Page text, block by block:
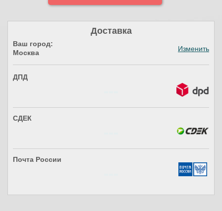
Доставка
Ваш город:
Москва
Изменить
ДПД
СДЕК
Почта России